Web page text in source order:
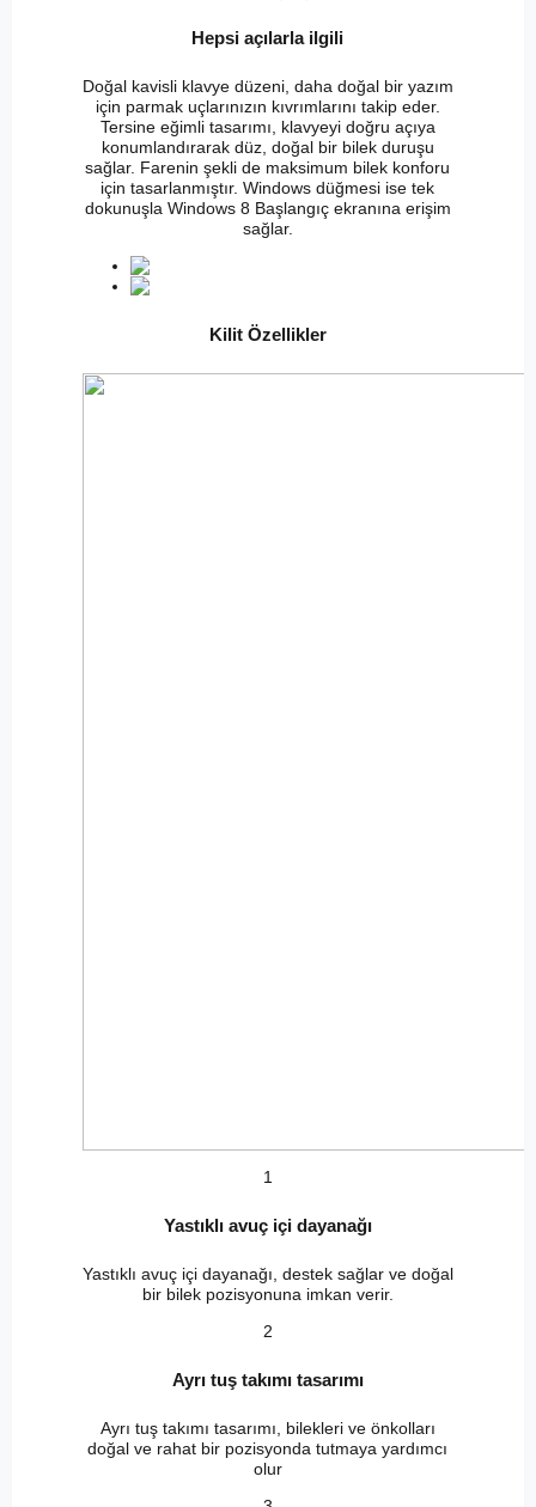
Hepsi açılarla ilgili
Doğal kavisli klavye düzeni, daha doğal bir yazım
için parmak uçlarınızın kıvrımlarını takip eder.
Tersine eğimli tasarımı, klavyeyi doğru açıya
konumlandırarak düz, doğal bir bilek duruşu
sağlar. Farenin şekli de maksimum bilek konforu
için tasarlanmıştır. Windows düğmesi ise tek
dokunuşla Windows 8 Başlangıç ekranına erişim
sağlar.
Kilit Özellikler
1
Yastıklı avuç içi dayanağı
Yastıklı avuç içi dayanağı, destek sağlar ve doğal
bir bilek pozisyonuna imkan verir.
2
Ayrı tuş takımı tasarımı
Ayrı tuş takımı tasarımı, bilekleri ve önkolları
doğal ve rahat bir pozisyonda tutmaya yardımcı
olur